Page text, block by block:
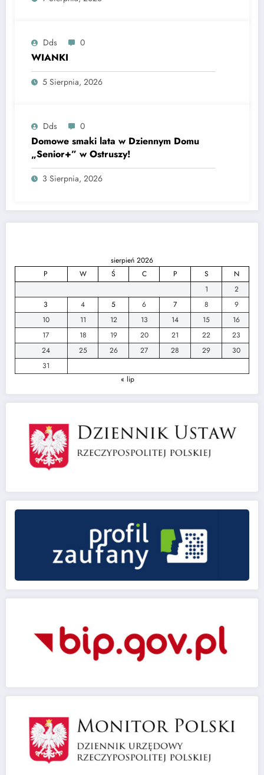
Dds 0
WIANKI
5 Sierpnia, 2026
Dds 0
Domowe smaki lata w Dziennym Domu
„Senior+” w Ostruszy!
3 Sierpnia, 2026
sierpień 2026
P
W Ś C P S
N
1
2
3
4 5 6 7 8
9
10
11 12 13 14 15
16
17
18 19 20 21 22
23
24
25 26 27 28 29
30
31
« lip